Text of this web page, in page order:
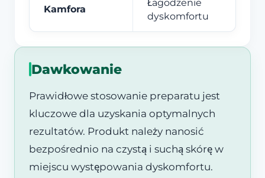
Kamfora
Łagodzenie
dyskomfortu
Dawkowanie
Prawidłowe stosowanie preparatu jest
kluczowe dla uzyskania optymalnych
rezultatów. Produkt należy nanosić
bezpośrednio na czystą i suchą skórę w
miejscu występowania dyskomfortu.